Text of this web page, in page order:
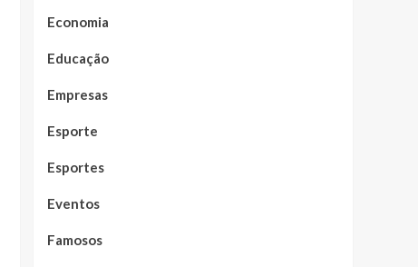
Economia
Educação
Empresas
Esporte
Esportes
Eventos
Famosos